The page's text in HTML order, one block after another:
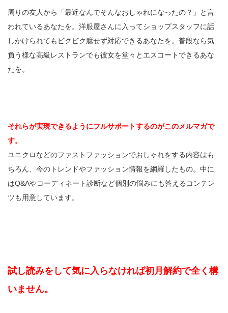
周りの友人から「最近なんでそんなおしゃれになったの？」と言
われているあなたを。洋服屋さんに入ってショップスタッフに話
しかけられてもビクビク臆せず対応できるあなたを。普段なら気
負う様な高級レストランでも彼女を堂々とエスコートできるあな
たを。
それらが実現できるようにフルサポートするのがこのメルマガで
す。
ユニクロなどのファストファッションでおしゃれをする内容はも
ちろん、今のトレンドやファッション情報を網羅したもの。中に
はQ&Aやコーディネート診断など個別の悩みにも答えるコンテン
ツも用意しています。
試し読みをして気に入らなければ初月解約で全く構
いません。